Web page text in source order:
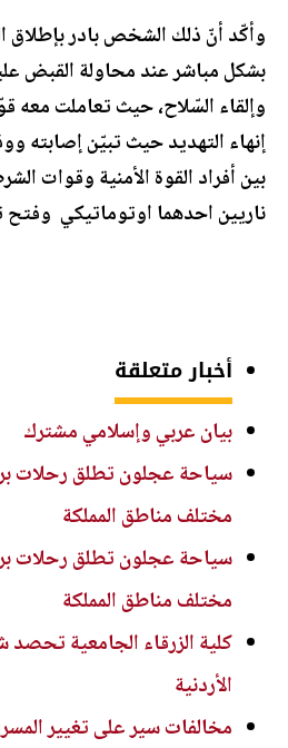
وأكّد أنّ ذلك الشخص بادر بإطلاق
بشكل مباشر عند محاولة القبض
وإلقاء السّلاح، حيث تعاملت معه
إنهاء التهديد حيث تبيّن إصابته
بين أفراد القوة الأمنية وقوات
ناريين احدهما اوتوماتيكي
أخبار متعلقة
بيان عربي وإسلامي مشترك
سياحة عجلون تطلق رحلات
مختلف مناطق المملكة
سياحة عجلون تطلق رحلات
مختلف مناطق المملكة
كلية الزرقاء الجامعية
الأردنية
مخالفات سير على تغيير